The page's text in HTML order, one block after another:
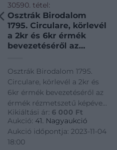
30590. tétel:
Osztrák Birodalom
1795. Circulare, körlevél
a 2kr és 6kr érmék
bevezetéséről az
Austrian Empire 1795.
Circulare (letter)
regarding the issue of
2 Kreuzer and 6
Kreuzer coins with
pictures of said coins,
in latin
Osztrák Birodalom 1795.
Circulare, körlevél a 2kr és
6kr érmék bevezetéséről az
érmék rézmetszetű képével,
latin nyelven / Austrian
Empire 1795. Circulare
(letter) regarding the issue
of 2 Kreuzer and 6 Kreuzer
Kikiáltási ár: 6 000 Ft
Aukció: 41. Nagyaukció
Aukció időpontja: 2023-11-04
18:00